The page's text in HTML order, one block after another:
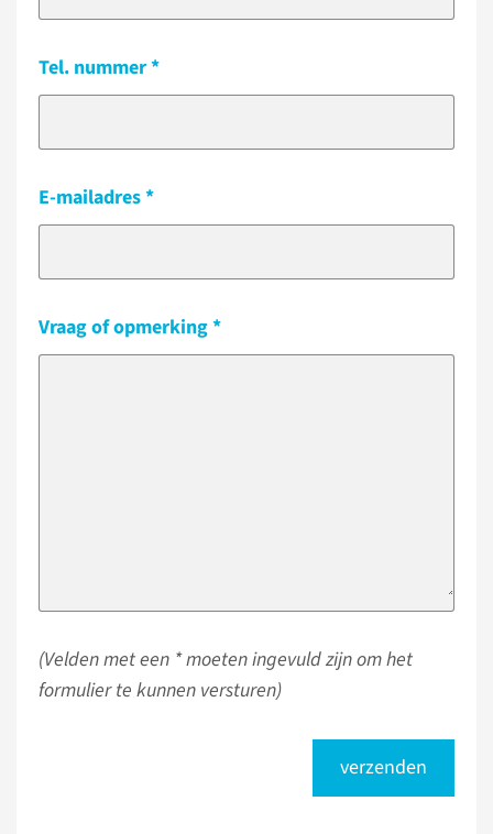
Tel. nummer
E-mailadres
Vraag of opmerking
(Velden met een * moeten ingevuld zijn om het
formulier te kunnen versturen)
verzenden